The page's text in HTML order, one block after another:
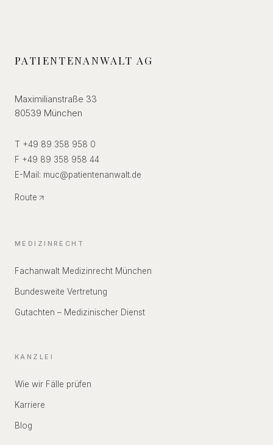
PATIENTENANWALT AG
Maximilianstraße 33
80539 München
T +49 89 358 958 0
F +49 89 358 958 44
E-Mail: muc@patientenanwalt.de
Route
MEDIZINRECHT
Fachanwalt Medizinrecht München
Bundesweite Vertretung
Gutachten – Medizinischer Dienst
KANZLEI
Wie wir Fälle prüfen
Karriere
Blog